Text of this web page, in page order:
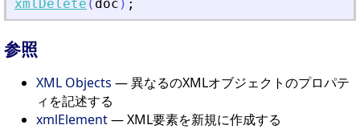
xmlDelete ( doc ) ;
参照
XML Objects — 異なるのXMLオブジェクトのプロパテ
ィを記述する
xmlElement— XML要素を新規に作成する